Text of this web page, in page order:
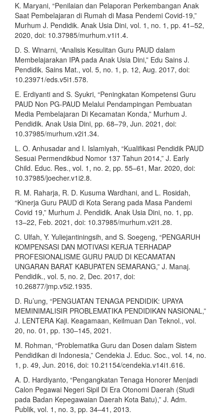
K. Maryani, “Penilaian dan Pelaporan Perkembangan Anak
Saat Pembelajaran di Rumah di Masa Pendemi Covid-19,”
Murhum J. Pendidik. Anak Usia Dini, vol. 1, no. 1, pp. 41–52,
2020, doi: 10.37985/murhum.v1i1.4.
D. S. Winarni, “Analisis Kesulitan Guru PAUD dalam
Membelajarakan IPA pada Anak Usia Dini,” Edu Sains J.
Pendidik. Sains Mat., vol. 5, no. 1, p. 12, Aug. 2017, doi:
10.23971/eds.v5i1.578.
E. Erdiyanti and S. Syukri, “Peningkatan Kompetensi Guru
PAUD Non PG-PAUD Melalui Pendampingan Pembuatan
Media Pembelajaran Di Kecamatan Konda,” Murhum J.
Pendidik. Anak Usia Dini, pp. 68–79, Jun. 2021, doi:
10.37985/murhum.v2i1.34.
L. O. Anhusadar and I. Islamiyah, “Kualifikasi Pendidik PAUD
Sesuai Permendikbud Nomor 137 Tahun 2014,” J. Early
Child. Educ. Res., vol. 1, no. 2, pp. 55–61, Mar. 2020, doi:
10.37985/joecher.v1i2.8.
R. M. Raharja, R. D. Kusuma Wardhani, and L. Rosidah,
“Kinerja Guru PAUD di Kota Serang pada Masa Pandemi
Covid 19,” Murhum J. Pendidik. Anak Usia Dini, no. 1, pp.
13–22, Feb. 2021, doi: 10.37985/murhum.v2i1.28.
C. Ulfah, Y. Yuliejantiningsih, and S. Soegeng, “PENGARUH
KOMPENSASI DAN MOTIVASI KERJA TERHADAP
PROFESIONALISME GURU PAUD DI KECAMATAN
UNGARAN BARAT KABUPATEN SEMARANG,” J. Manaj.
Pendidik., vol. 5, no. 2, Dec. 2017, doi:
10.26877/jmp.v5i2.1935.
D. Ru’ung, “PENGUATAN TENAGA PENDIDIK: UPAYA
MEMINIMALISIR PROBLEMATIKA PENDIDIKAN NASIONAL,”
J. LENTERA Kaji. Keagamaan, Keilmuan Dan Teknol., vol.
20, no. 01, pp. 130–145, 2021.
M. Rohman, “Problematika Guru dan Dosen dalam Sistem
Pendidikan di Indonesia,” Cendekia J. Educ. Soc., vol. 14, no.
1, p. 49, Jun. 2016, doi: 10.21154/cendekia.v14i1.616.
A. D. Hardiyanto, “Pengangkatan Tenaga Honorer Menjadi
Calon Pegawai Negeri Sipil Di Era Otonomi Daerah (Studi
pada Badan Kepegawaian Daerah Kota Batu),” J. Adm.
Publik, vol. 1, no. 3, pp. 34–41, 2013.